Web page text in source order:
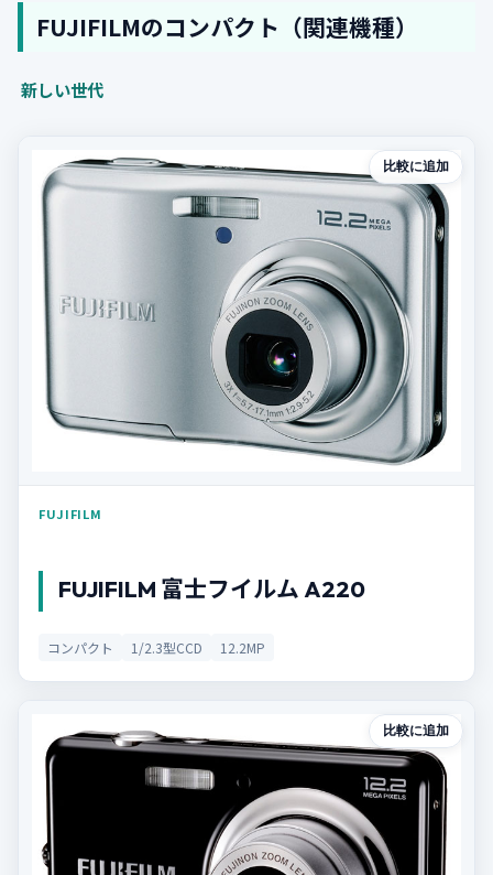
FUJIFILMのコンパクト（関連機種）
新しい世代
比較に追加
FUJIFILM
FUJIFILM 富士フイルム A220
コンパクト 1/2.3型CCD 12.2MP
比較に追加